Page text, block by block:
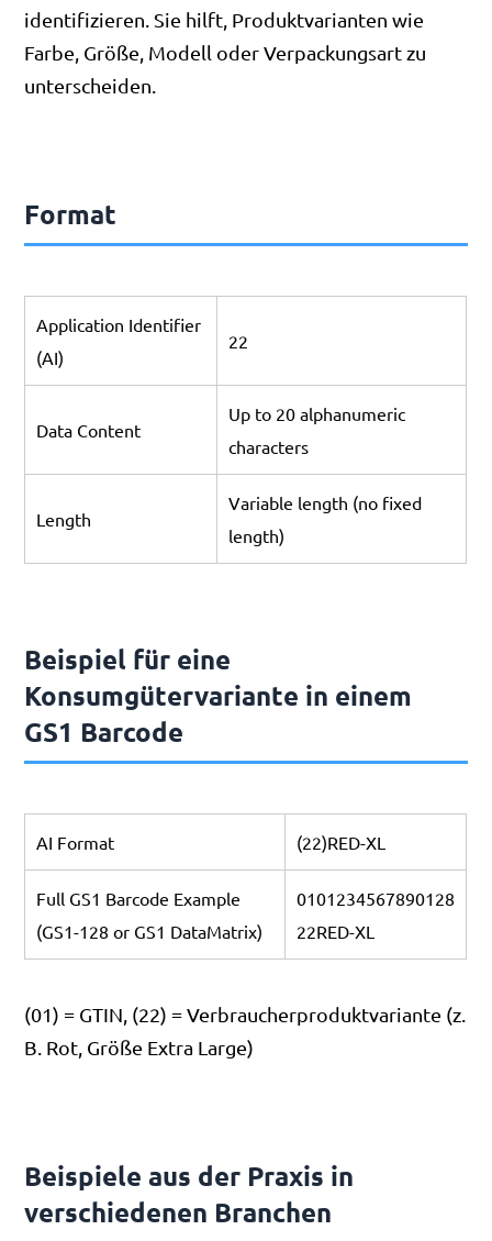
identifizieren. Sie hilft, Produktvarianten wie
Farbe, Größe, Modell oder Verpackungsart zu
unterscheiden.
Format
Application Identifier
(AI)
22
Data Content
Up to 20 alphanumeric
characters
Length
Variable length (no fixed
length)
Beispiel für eine
Konsumgütervariante in einem
GS1 Barcode
AI Format (22)RED-XL
Full GS1 Barcode Example
(GS1-128 or GS1 DataMatrix)
0101234567890128
22RED-XL
(01) = GTIN, (22) = Verbraucherproduktvariante (z.
B. Rot, Größe Extra Large)
Beispiele aus der Praxis in
verschiedenen Branchen